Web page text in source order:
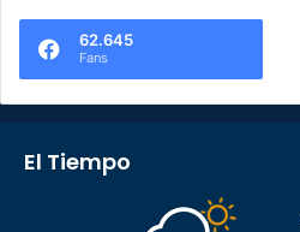
62.645
Fans
El Tiempo